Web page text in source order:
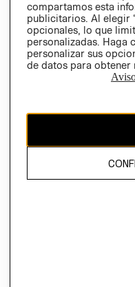
Chile ($)
El contenido de esta página
compartamos esta
publicitarios. Al elegir
opcionales, lo que
personalizadas. Haga
personalizar sus
de datos para obtener